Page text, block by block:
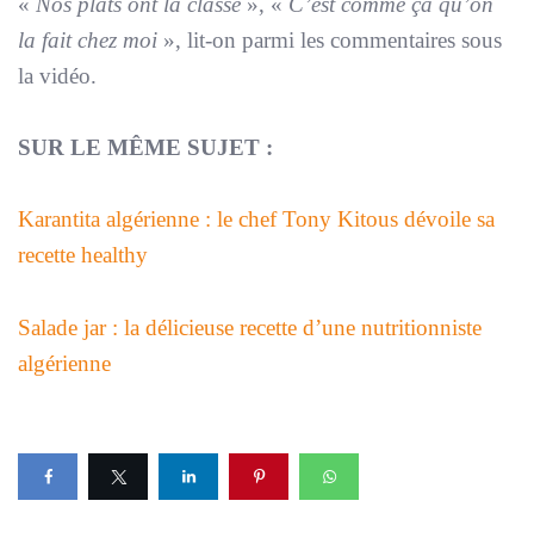
la fait chez moi », lit-on parmi les commentaires sous
la vidéo.
SUR LE MÊME SUJET :
Karantita algérienne : le chef Tony Kitous dévoile sa
recette healthy
Salade jar : la délicieuse recette d’une nutritionniste
algérienne